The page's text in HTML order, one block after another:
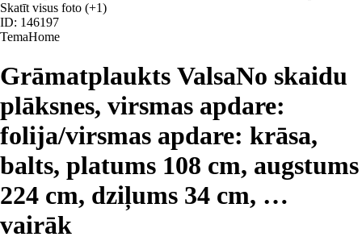
Skatīt visus foto (+1)
ID: 146197
TemaHome
Grāmatplaukts ValsaNo skaidu
plāksnes, virsmas apdare:
folija/virsmas apdare: krāsa,
balts, platums 108 cm, augstums
224 cm, dziļums 34 cm, …
vairāk